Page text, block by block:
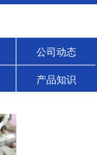
公司动态
产品知识